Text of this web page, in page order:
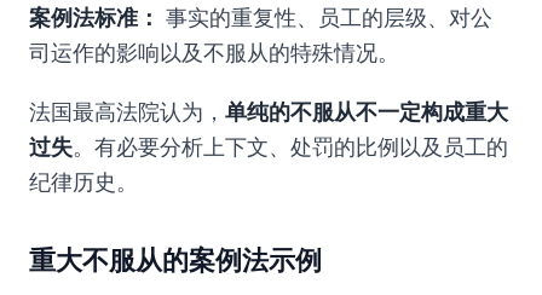
案例法标准： 事实的重复性、员工的层级、对公
司运作的影响以及不服从的特殊情况。
法国最高法院认为， 单纯的不服从不一定构成重大
过失。有必要分析上下文、处罚的比例以及员工的
纪律历史。
重大不服从的案例法示例